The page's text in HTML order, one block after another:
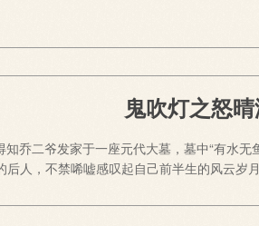
鬼吹灯之怒
乔二爷发家于一座元代大墓，墓中“有水
人，不禁唏嘘感叹起自己前半生的风云岁月